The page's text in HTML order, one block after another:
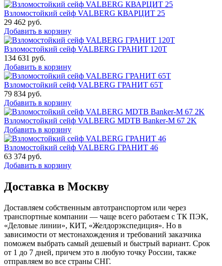
Взломостойкий сейф VALBERG КВАРЦИТ 25
29 462 руб.
Добавить в корзину
Взломостойкий сейф VALBERG ГРАНИТ 120Т
134 631 руб.
Добавить в корзину
Взломостойкий сейф VALBERG ГРАНИТ 65Т
79 834 руб.
Добавить в корзину
Взломостойкий сейф VALBERG MDTB Banker-M 67 2K
Добавить в корзину
Взломостойкий сейф VALBERG ГРАНИТ 46
63 374 руб.
Добавить в корзину
Доставка в Москву
Доставляем собственным автотранспортом или через
транспортные компании — чаще всего работаем с ТК ПЭК,
«Деловые линии», КИТ, «Желдорэкспедиция». Но в
зависимости от местонахождения и требований заказчика
поможем выбрать самый дешевый и быстрый вариант. Срок
от 1 до 7 дней, причем это в любую точку России, также
отправляем во все страны СНГ.